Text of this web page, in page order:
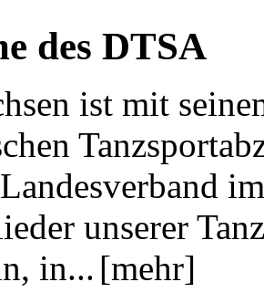
des DTSA
ist mit
unserer
in... [mehr]